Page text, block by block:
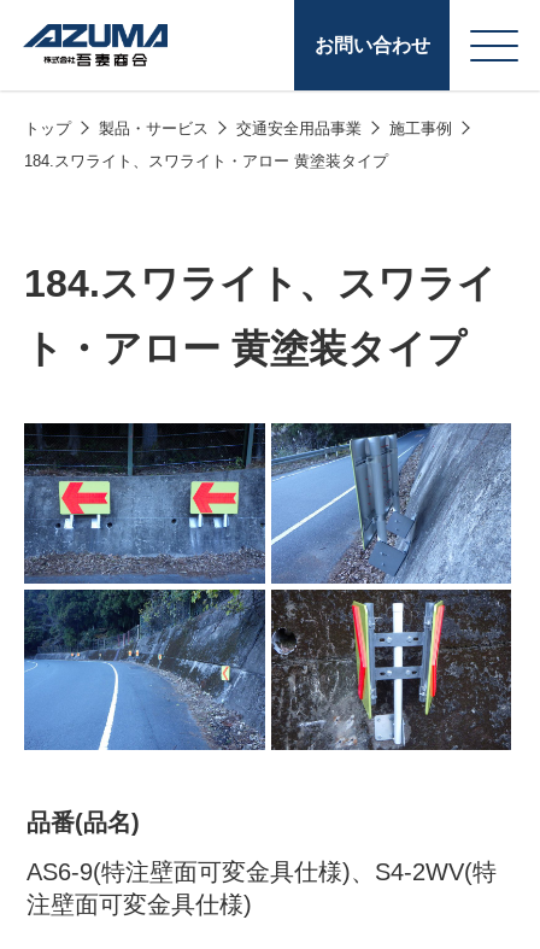
お問い合わせ
株式会社吾妻商会 会
社案内
要
株式会社吾妻製作所 会社案
内
製品・サービス
潤滑油
給油カード
(ガソリンカード)
コークス・鋳物
トップ 製品・サービス 交通安全用品事業
施工事例
184.スワライト、スワライト・アロー 黄塗装タイプ
184.スワライト、スワライ
ト・アロー 黄塗装タイプ
品番(品名)
AS6-9(特注壁面可変金具仕様)、S4-2WV(特
注壁面可変金具仕様)